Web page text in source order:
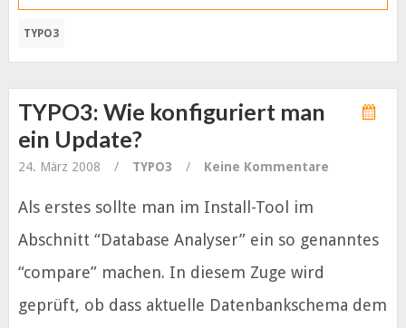
TYPO3
TYPO3: Wie konfiguriert man
ein Update?
24. März 2008 / TYPO3 / Keine Kommentare
Als erstes sollte man im Install-Tool im
Abschnitt “Database Analyser” ein so genanntes
“compare” machen. In diesem Zuge wird
geprüft, ob dass aktuelle Datenbankschema dem